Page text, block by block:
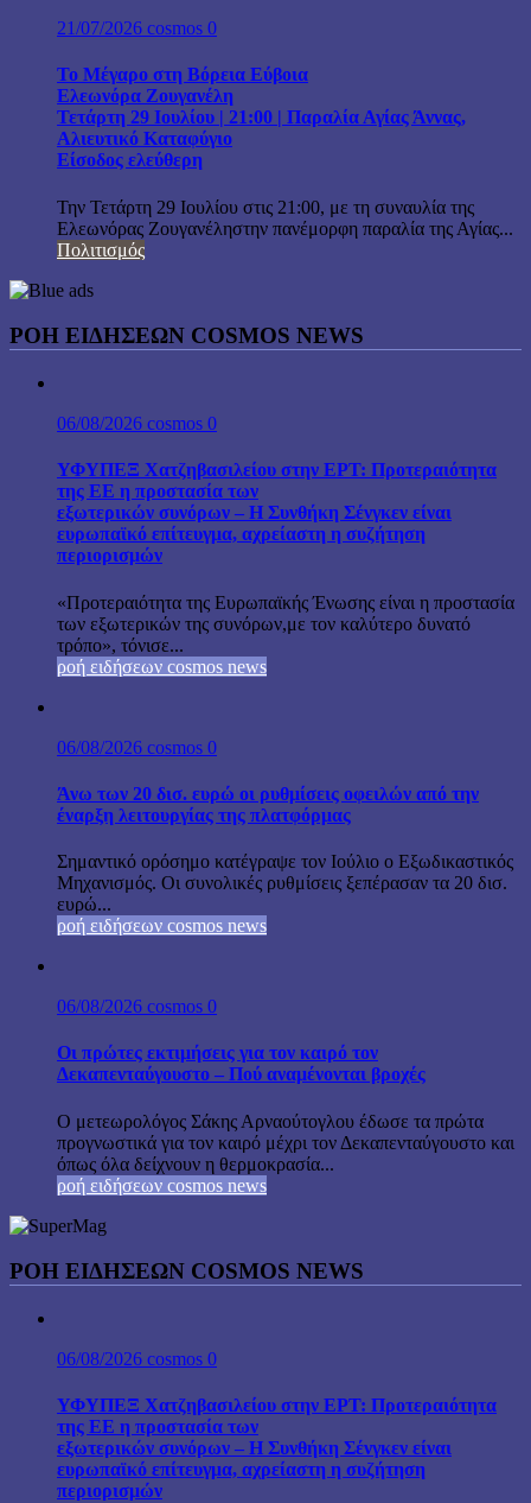
21/07/2026 cosmos 0
Το Μέγαρο στη Βόρεια Εύβοια
Ελεωνόρα Ζουγανέλη
Τετάρτη 29 Ιουλίου | 21:00 | Παραλία Αγίας Άννας,
Αλιευτικό Καταφύγιο
Είσοδος ελεύθερη
Την Τετάρτη 29 Ιουλίου στις 21:00, με τη συναυλία της
Ελεωνόρας Ζουγανέληστην πανέμορφη παραλία της Αγίας...
Πολιτισμός
ΡΟΗ ΕΙΔΗΣΕΩΝ COSMOS NEWS
06/08/2026 cosmos 0
ΥΦΥΠΕΞ Χατζηβασιλείου στην ΕΡΤ: Προτεραιότητα
της ΕΕ η προστασία των
εξωτερικών συνόρων – Η Συνθήκη Σένγκεν είναι
ευρωπαϊκό επίτευγμα, αχρείαστη η συζήτηση
περιορισμών
«Προτεραιότητα της Ευρωπαϊκής Ένωσης είναι η προστασία
των εξωτερικών της συνόρων,με τον καλύτερο δυνατό
τρόπο», τόνισε...
ροή ειδήσεων cosmos news
06/08/2026 cosmos 0
Άνω των 20 δισ. ευρώ οι ρυθμίσεις οφειλών από την
έναρξη λειτουργίας της πλατφόρμας
Σημαντικό ορόσημο κατέγραψε τον Ιούλιο ο Εξωδικαστικός
Μηχανισμός. Οι συνολικές ρυθμίσεις ξεπέρασαν τα 20 δισ.
ευρώ...
ροή ειδήσεων cosmos news
06/08/2026 cosmos 0
Οι πρώτες εκτιμήσεις για τον καιρό τον
Δεκαπενταύγουστο – Πού αναμένονται βροχές
Ο μετεωρολόγος Σάκης Αρναούτογλου έδωσε τα πρώτα
προγνωστικά για τον καιρό μέχρι τον Δεκαπενταύγουστο και
όπως όλα δείχνουν η θερμοκρασία...
ροή ειδήσεων cosmos news
ΡΟΉ ΕΙΔΉΣΕΩΝ COSMOS NEWS
06/08/2026 cosmos 0
ΥΦΥΠΕΞ Χατζηβασιλείου στην ΕΡΤ: Προτεραιότητα
της ΕΕ η προστασία των
εξωτερικών συνόρων – Η Συνθήκη Σένγκεν είναι
ευρωπαϊκό επίτευγμα, αχρείαστη η συζήτηση
περιορισμών